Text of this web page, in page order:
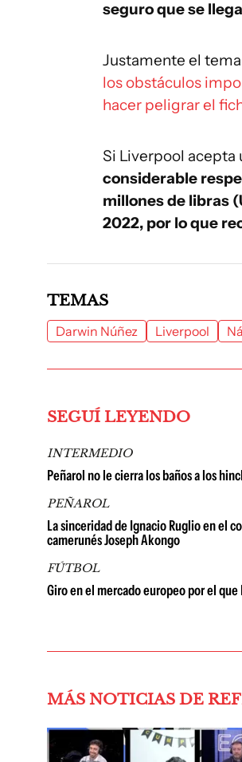
seguro que se
Justamente el
los obstáculos
hacer peligrar el
Si Liverpool acepta
considerable
millones de libras
2022, por lo que
TEMAS
Darwin Núñez Liverpool
SEGUÍ LEYENDO
INTERMEDIO
Peñarol no le cierra los baños a los
PEÑAROL
La sinceridad de Ignacio Ruglio en el
camerunés Joseph Akongo
FÚTBOL
Giro en el mercado europeo por el
MÁS NOTICIAS DE